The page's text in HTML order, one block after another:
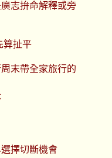
志拚命解釋或旁
算扯平
末帶全家旅行的
擇切斷機會